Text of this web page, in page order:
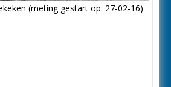
(meting gestart op: 27-02-16)